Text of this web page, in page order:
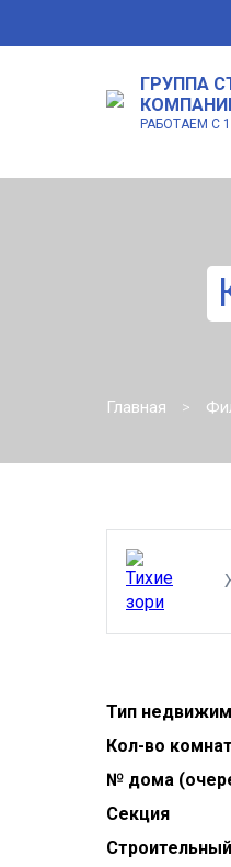
ГРУППА
РАБОТАЕМ С
Главная
Тип
Кол-во комнат
№ дома
Секция